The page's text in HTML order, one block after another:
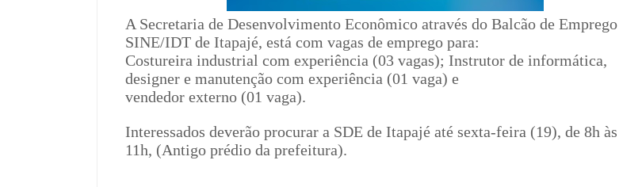
A Secretaria de Desenvolvimento Econômico através do Balcão de Emprego
SINE/IDT de Itapajé, está com vagas de emprego para:
Costureira industrial com experiência (03 vagas); Instrutor de informática,
designer e manutenção com experiência (01 vaga) e
vendedor externo (01 vaga).
Interessados deverão procurar a SDE de Itapajé até sexta-feira (19), de 8h às
11h, (Antigo prédio da prefeitura).